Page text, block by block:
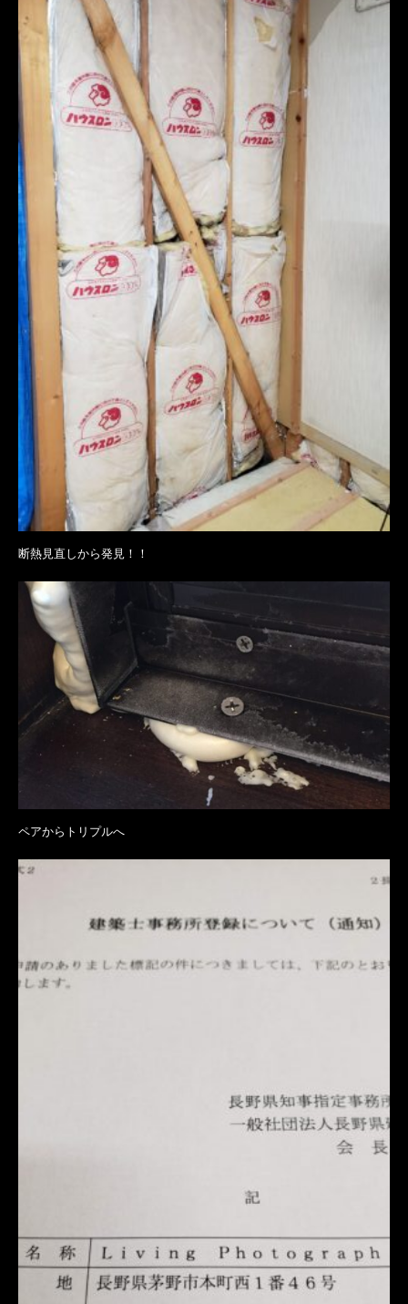
断熱見直しから発見！！
ペアからトリプルへ